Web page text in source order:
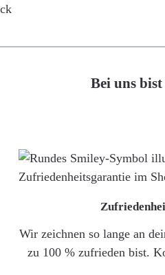
Bei uns
Wir zeichnen so lange an
zu 100 % zufrieden bist.